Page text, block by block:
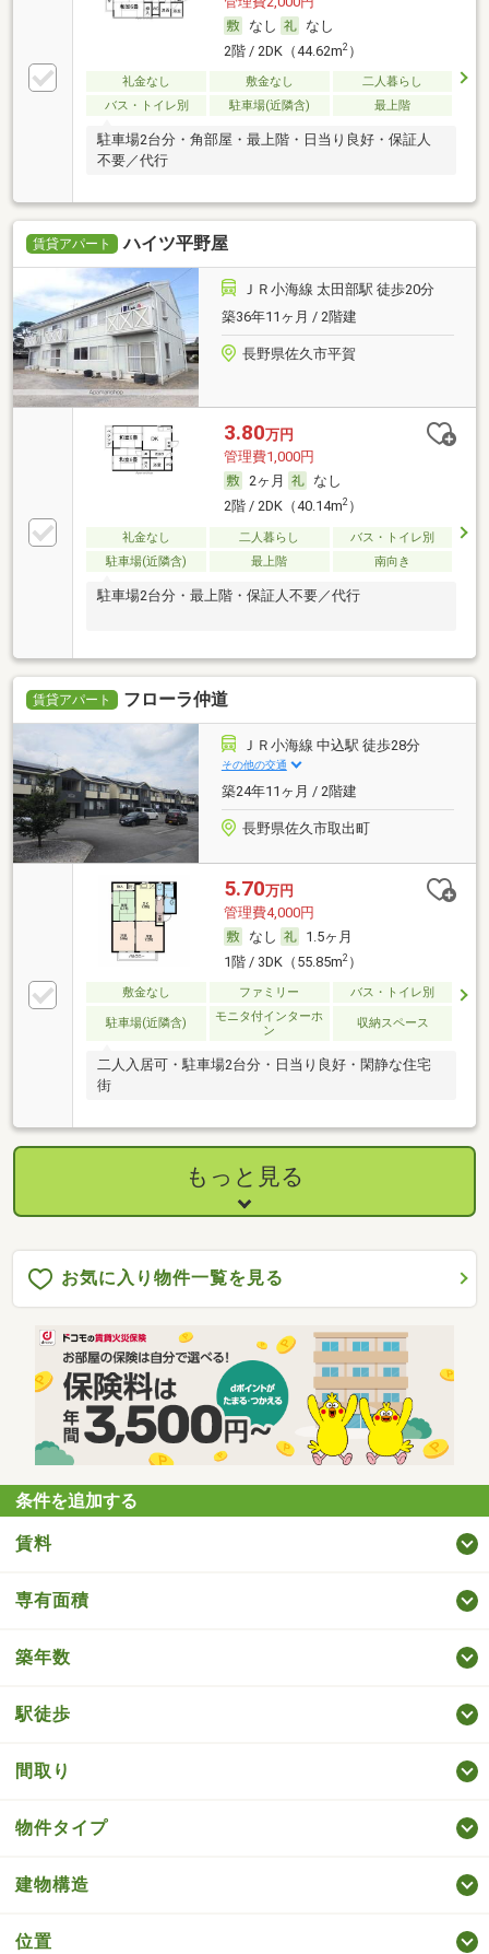
なし
なし
2階 / 2DK（44.62m2）
礼金なし 敷金なし
二人暮らし
バス・トイレ別
駐車場(近隣含) 最上階
駐車場2台分・角部屋・最上階・日当り良好・保証人
不要／代行
賃貸アパート ハイツ平野屋
ＪＲ小海線 太田部駅 徒歩20分
築36年11ヶ月 / 2階建
長野県佐久市平賀
3.80万円
管理費1,000円
2ヶ月
なし
2階 / 2DK（40.14m2）
礼金なし 二人暮らし
バス・トイレ別
駐車場(近隣含)
最上階 南向き
駐車場2台分・最上階・保証人不要／代行
賃貸アパート フローラ仲道
ＪＲ小海線 中込駅 徒歩28分
その他の交通
築24年11ヶ月 / 2階建
長野県佐久市取出町
5.70万円
管理費4,000円
なし
1.5ヶ月
1階 / 3DK（55.85m2）
敷金なし ファミリー バス・トイレ別
駐車場(近隣含)
モニタ付インターホ
ン
収納スペース
二人入居可・駐車場2台分・日当り良好・閑静な住宅
街
もっと見る
お気に入り物件一覧を見る
条件を追加する
賃料
専有面積
築年数
駅徒歩
間取り
物件タイプ
建物構造
位置